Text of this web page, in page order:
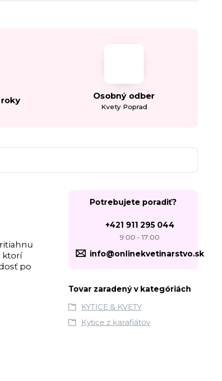
Osobný odber
Kvety Poprad
ktorí
po
Potrebujete poradiť?
+421 911 295 044
9:00 - 17:00
info@onlinekvetinarstvo.sk
Tovar zaradený v kategóriách
KYTICE & KVETY
Kytice z karafiátov